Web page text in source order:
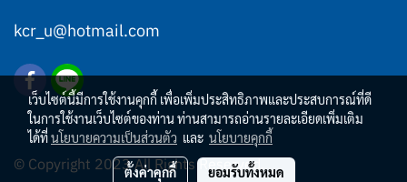
kcr_u@hotmail.com
© Copyright 2023 All Rights Reserved.
เว็บไซต์นี้มีการใช้งานคุกกี้ เพื่อเพิ่มประสิทธิภาพและประสบการณ์ที่ดี
ในการใช้งานเว็บไซต์ของท่าน ท่านสามารถอ่านรายละเอียดเพิ่มเติม
ได้ที่นโยบายความเป็นส่วนตัว และ นโยบายคุกกี้
ตั้งค่าคุกกี้ ยอมรับทั้งหมด